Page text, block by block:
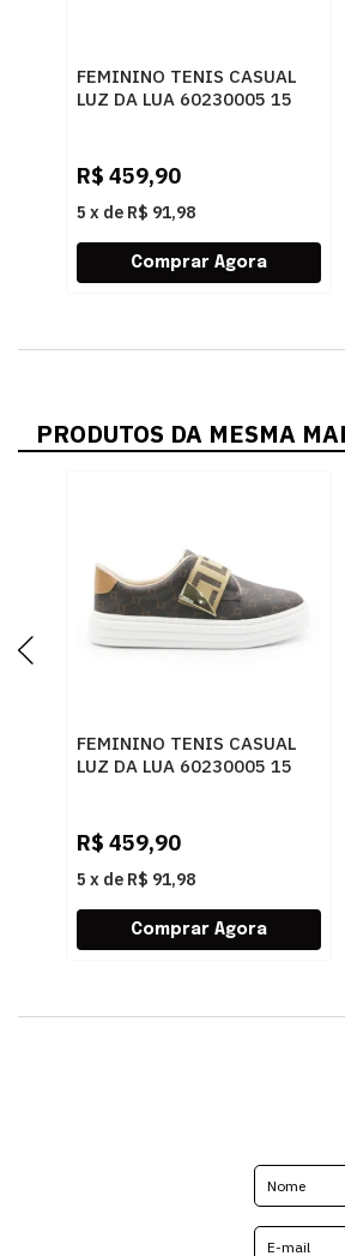
FEMININO TENIS CASUAL
LUZ DA LUA 60230005 15
R$ 459,90
5 x de R$ 91,98
PRODUTOS DA MESMA
FEMININO TENIS CASUAL
LUZ DA LUA 60230005 15
R$ 459,90
5 x de R$ 91,98